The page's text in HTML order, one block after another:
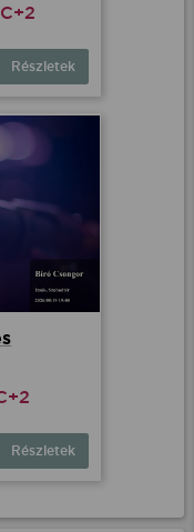
Részletek
Részletek